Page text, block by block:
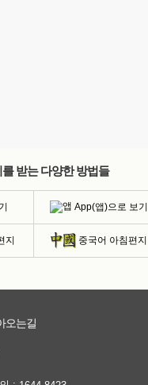
받는 다양한 방법들
App(앱)으로 보기
지 중국어 아침편지
오는길